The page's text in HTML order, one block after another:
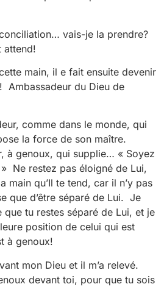
vais-je la prendre?
attend!
main, il e fait ensuite devenir
Ambassadeur du Dieu de
comme dans le monde, qui
la force de son maître.
à genoux, qui supplie… « Soyez
Ne restez pas éloigné de Lui,
main qu’Il te tend, car il n’y pas
que d’être séparé de Lui. Je
tu restes séparé de Lui, et je
position de celui qui est
à genoux!
mon Dieu et il m’a relevé.
devant toi, pour que tu sois